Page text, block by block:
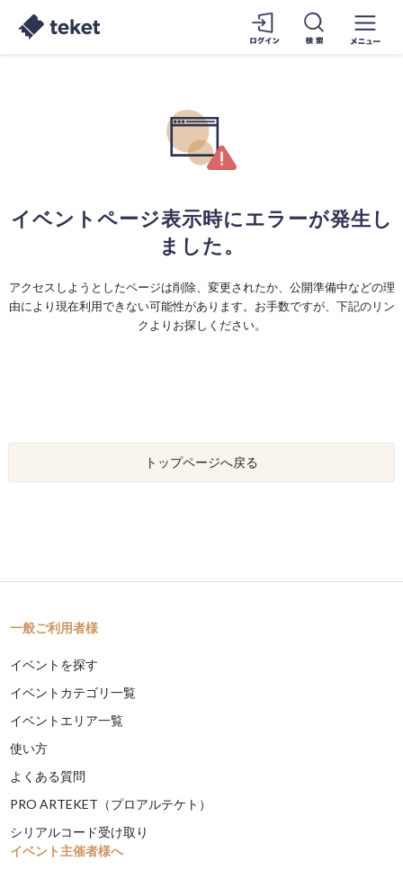
イベントページ表示時にエラーが発生し
ました。
アクセスしようとしたページは削除、変更されたか、公開準備中などの理
由により現在利用できない可能性があります。お手数ですが、下記のリン
クよりお探しください。
トップページへ戻る
一般ご利用者様
イベントを探す
イベントカテゴリ一覧
イベントエリア一覧
使い方
よくある質問
PRO ARTEKET（プロアルテケト）
シリアルコード受け取り
イベント主催者様へ